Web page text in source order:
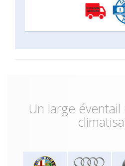
Un large